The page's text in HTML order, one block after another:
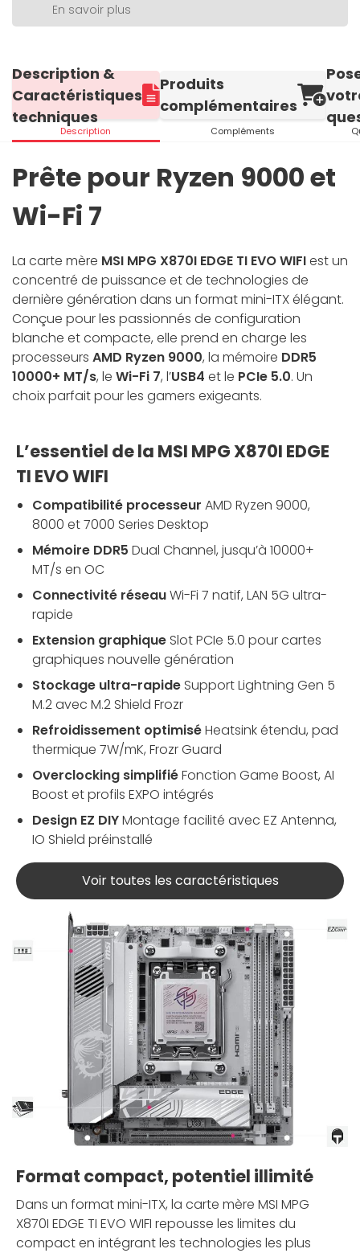
En savoir plus
Description &
Caractéristiques
techniques
Description
Produits
complémentaires
Compléments
Prête pour Ryzen 9000 et
Wi-Fi 7
La carte mère MSI MPG X870I EDGE TI EVO WIFIest un
concentré de puissance et de technologies de
dernière génération dans un format mini-ITX élégant.
Conçue pour les passionnés de configuration
blanche et compacte, elle prend en charge les
processeurs AMD Ryzen 9000, la mémoire DDR5
10000+ MT/s, le Wi-Fi 7, l’USB4 et le PCIe 5.0. Un
choix parfait pour les gamers exigeants.
L’essentiel de la MSI MPG X870I EDGE
TI EVO WIFI
Compatibilité processeur AMD Ryzen 9000,
8000 et 7000 Series Desktop
Mémoire DDR5 Dual Channel, jusqu’à 10000+
MT/s en OC
Connectivité réseauWi-Fi 7 natif, LAN 5G ultra-
rapide
Extension graphique Slot PCIe 5.0 pour cartes
graphiques nouvelle génération
Stockage ultra-rapide Support Lightning Gen 5
M.2 avec M.2 Shield Frozr
Refroidissement optimiséHeatsink étendu, pad
thermique 7W/mK, Frozr Guard
Overclocking simplifiéFonction Game Boost, AI
Boost et profils EXPO intégrés
Design EZ DIYMontage facilité avec EZ Antenna,
IO Shield préinstallé
Voir toutes les caractéristiques
Format compact, potentiel illimité
Dans un format mini-ITX, la carte mère MSI MPG
X870I EDGE TI EVO WIFI repousse les limites du
compact en intégrant les technologies les plus